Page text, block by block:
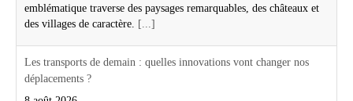
emblématique traverse des paysages remarquables, des châteaux et
des villages de caractère. [...]
Les transports de demain : quelles innovations vont changer nos
déplacements ?